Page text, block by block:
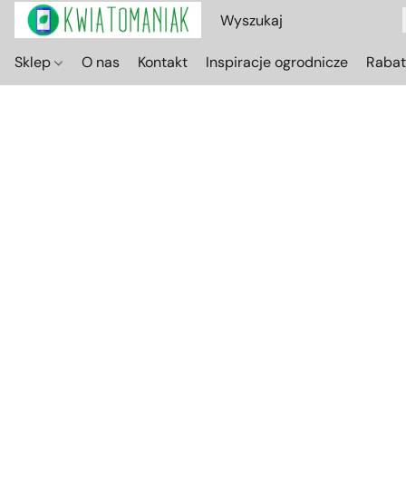
Sklep O nas Kontakt Inspiracje ogrodnicze